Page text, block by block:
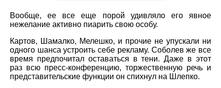
Вообще, ее все еще порой удивляло его явное
нежелание активно пиарить свою особу.
Картов, Шамалко, Мелешко, и прочие не упускали ни
одного шанса устроить себе рекламу. Соболев же все
время предпочитал оставаться в тени. Даже в этот
раз всю пресс-конференцию, торжественную речь и
представительские функции он спихнул на Шлепко.